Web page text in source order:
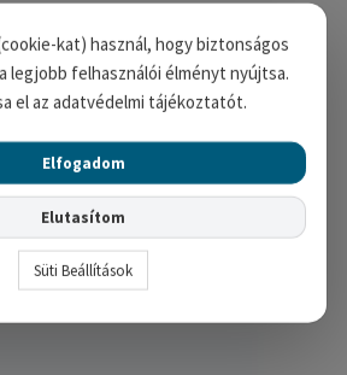
kilincs – Matt Arany,
Kulcsos
27,710Ft
Opciók választása
kat) használ, hogy biztonságos
legjobb felhasználói élményt nyújtsa.
el az adatvédelmi tájékoztatót.
Elfogadom
Elutasítom
Süti Beállítások